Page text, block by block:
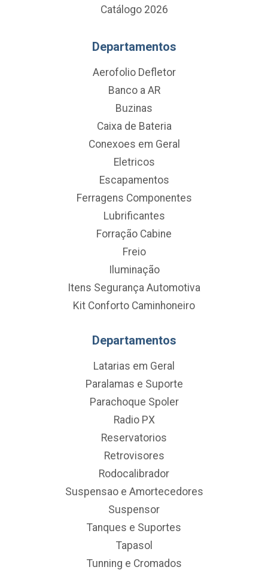
Catálogo 2026
Departamentos
Aerofolio Defletor
Banco a AR
Buzinas
Caixa de Bateria
Conexoes em Geral
Eletricos
Escapamentos
Ferragens Componentes
Lubrificantes
Forração Cabine
Freio
Iluminação
Itens Segurança Automotiva
Kit Conforto Caminhoneiro
Departamentos
Latarias em Geral
Paralamas e Suporte
Parachoque Spoler
Radio PX
Reservatorios
Retrovisores
Rodocalibrador
Suspensao e Amortecedores
Suspensor
Tanques e Suportes
Tapasol
Tunning e Cromados